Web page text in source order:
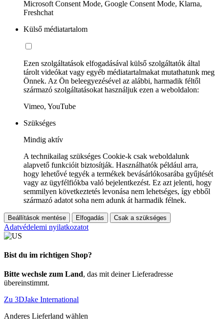
Microsoft Consent Mode, Google Consent Mode, Klarna,
Freshchat
Külső médiatartalom
Ezen szolgáltatások elfogadásával külső szolgáltatók által
tárolt videókat vagy egyéb médiatartalmakat mutathatunk meg
Önnek. Az Ön beleegyezésével az alábbi, harmadik féltől
származó szolgáltatásokat használjuk ezen a weboldalon:
Vimeo, YouTube
Szükséges
Mindig aktív
A technikailag szükséges Cookie-k csak weboldalunk
alapvető funkcióit biztosítják. Használhatók például arra,
hogy lehetővé tegyék a termékek bevásárlókosarába gyűjtését
vagy az ügyfélfiókba való bejelentkezést. Ez azt jelenti, hogy
semmilyen következtetés levonása nem lehetséges, így ebből
származó adatot soha nem adunk át harmadik félnek.
Beállítások mentése Elfogadás Csak a szükséges
Adatvédelemi nyilatkozatot
Bist du im richtigen Shop?
Bitte wechsle zum Land, das mit deiner Lieferadresse
übereinstimmt.
Zu 3DJake International
Anderes Lieferland wählen